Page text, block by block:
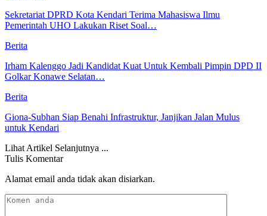
Sekretariat DPRD Kota Kendari Terima Mahasiswa Ilmu
Pemerintah UHO Lakukan Riset Soal…
Berita
Irham Kalenggo Jadi Kandidat Kuat Untuk Kembali Pimpin DPD II
Golkar Konawe Selatan…
Berita
Giona-Subhan Siap Benahi Infrastruktur, Janjikan Jalan Mulus
untuk Kendari
Lihat Artikel Selanjutnya ...
Tulis Komentar
Alamat email anda tidak akan disiarkan.